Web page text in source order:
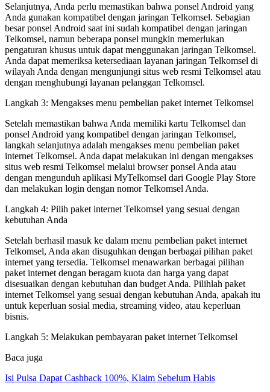
Selanjutnya, Anda perlu memastikan bahwa ponsel Android yang
Anda gunakan kompatibel dengan jaringan Telkomsel. Sebagian
besar ponsel Android saat ini sudah kompatibel dengan jaringan
Telkomsel, namun beberapa ponsel mungkin memerlukan
pengaturan khusus untuk dapat menggunakan jaringan Telkomsel.
Anda dapat memeriksa ketersediaan layanan jaringan Telkomsel di
wilayah Anda dengan mengunjungi situs web resmi Telkomsel atau
dengan menghubungi layanan pelanggan Telkomsel.
Langkah 3: Mengakses menu pembelian paket internet Telkomsel
Setelah memastikan bahwa Anda memiliki kartu Telkomsel dan
ponsel Android yang kompatibel dengan jaringan Telkomsel,
langkah selanjutnya adalah mengakses menu pembelian paket
internet Telkomsel. Anda dapat melakukan ini dengan mengakses
situs web resmi Telkomsel melalui browser ponsel Anda atau
dengan mengunduh aplikasi MyTelkomsel dari Google Play Store
dan melakukan login dengan nomor Telkomsel Anda.
Langkah 4: Pilih paket internet Telkomsel yang sesuai dengan
kebutuhan Anda
Setelah berhasil masuk ke dalam menu pembelian paket internet
Telkomsel, Anda akan disuguhkan dengan berbagai pilihan paket
internet yang tersedia. Telkomsel menawarkan berbagai pilihan
paket internet dengan beragam kuota dan harga yang dapat
disesuaikan dengan kebutuhan dan budget Anda. Pilihlah paket
internet Telkomsel yang sesuai dengan kebutuhan Anda, apakah itu
untuk keperluan sosial media, streaming video, atau keperluan
bisnis.
Langkah 5: Melakukan pembayaran paket internet Telkomsel
Baca juga
Isi Pulsa Dapat Cashback 100%, Klaim Sebelum Habis